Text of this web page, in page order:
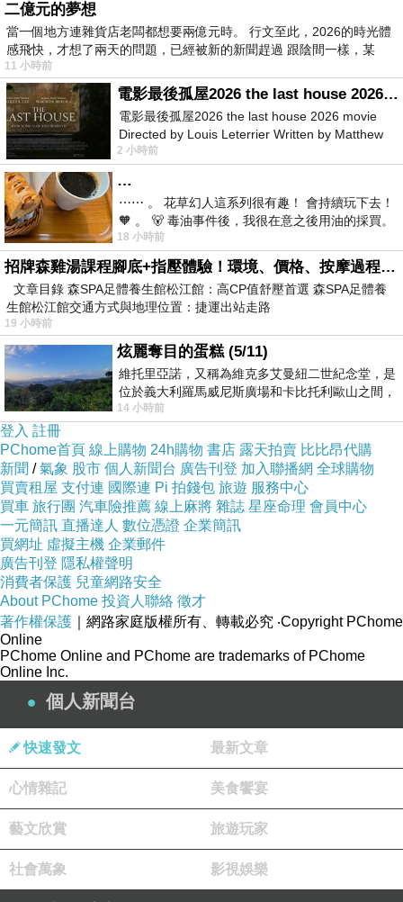
二億元的夢想
當一個地方連雜貨店老闆都想要兩億元時。 行文至此，2026的時光體
感飛快，才想了兩天的問題，已經被新的新聞趕過 跟陰間一樣，某
11 小時前
電影最後孤屋2026 the last house 2026 movie
電影最後孤屋2026 the last house 2026 movie
Directed by Louis Leterrier Written by Matthew
Robinson Starring Greta Lee Wa
2 小時前
…
⋯⋯ 。 花草幻人這系列很有趣！ 會持續玩下去！
🧡 。 🐻 毒油事件後，我很在意之後用油的採買。
前天購買了我之前就很愛
18 小時前
招牌森雞湯課程腳底+指壓體驗！環境、價格、按摩過程全紀錄，森SPA足體養生館松江館最新價格表
文章目錄 森SPA足體養生館松江館：高CP值舒壓首選 森SPA足體養
生館松江館交通方式與地理位置：捷運出站走路
19 小時前
炫麗奪目的蛋糕 (5/11)
維托里亞諾，又稱為維克多艾曼紐二世紀念堂，是
位於義大利羅馬威尼斯廣場和卡比托利歐山之間，
用以紀念統一義大利統一後的的第一位國
14 小時前
登入 註冊
PChome首頁 線上購物 24h購物 書店 露天拍賣 比比昂代購
新聞 /氣象 股市 個人新聞台 廣告刊登 加入聯播網 全球購物
買賣租屋 支付連 國際連 Pi 拍錢包 旅遊 服務中心
買車 旅行團 汽車險推薦 線上麻將 雜誌 星座命理 會員中心
一元簡訊 直播達人 數位憑證 企業簡訊
買網址 虛擬主機 企業郵件
廣告刊登 隱私權聲明
消費者保護 兒童網路安全
About PChome 投資人聯絡 徵才
著作權保護 ｜網路家庭版權所有、轉載必究 ‧Copyright PChome
Online
PChome Online and PChome are trademarks of PChome
Online Inc.
個人新聞台
快速發文 最新文章
心情雜記 美食饗宴
藝文欣賞 旅遊玩家
社會萬象 影視娛樂